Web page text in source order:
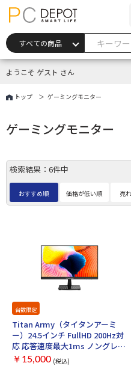
ようこそ ゲスト さん
トップ ゲーミングモニター
ゲーミングモニター
検索結果：6件中
おすすめ順 価格が低い順 売
台数限定
Titan Army（タイタンアーミ
ー）24.5インチ FullHD 200Hz対
応 応答速度最大1ms ノングレア
P2510G2
￥15,000 (税込)